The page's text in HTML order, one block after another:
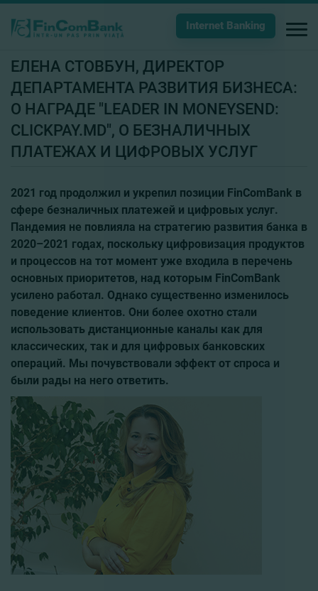
Internet Banking
ЕЛЕНА СТОВБУН, ДИРЕКТОР
ДЕПАРТАМЕНТА РАЗВИТИЯ БИЗНЕСА:
О НАГРАДЕ "LEADER IN MONEYSEND:
CLICKPAY.MD", О БЕЗНАЛИЧНЫХ
ПЛАТЕЖАХ И ЦИФРОВЫХ УСЛУГ
2021 год продолжил и укрепил позиции FinComBank в
сфере безналичных платежей и цифровых услуг.
Пандемия не повлияла на стратегию развития банка в
2020–2021 годах, поскольку цифровизация продуктов
и процессов на тот момент уже входила в перечень
основных приоритетов, над которым FinComBank
усилено работал. Однако существенно изменилось
поведение клиентов. Они более охотно стали
использовать дистанционные каналы как для
классических, так и для цифровых банковских
операций. Мы почувствовали эффект от спроса и
были рады на него ответить.